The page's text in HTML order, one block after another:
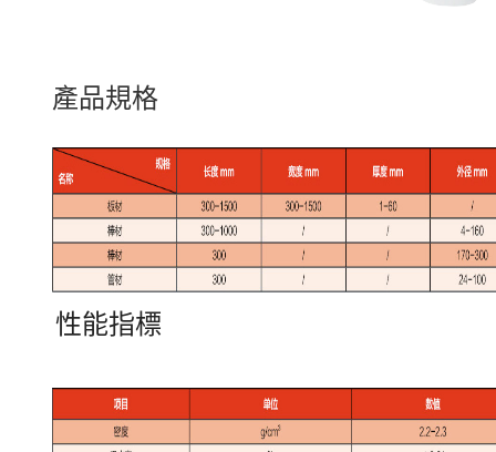
產品規格
性能指標